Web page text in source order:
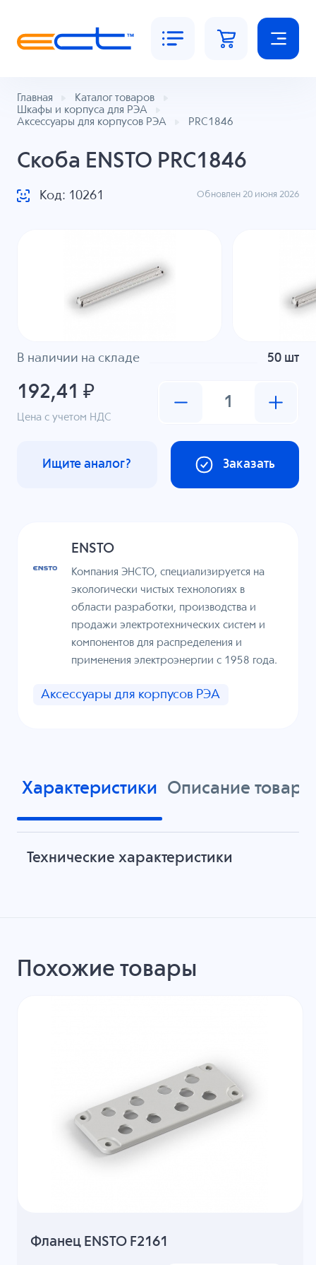
Главная
Каталог товаров
Шкафы и корпуса для РЭА
Аксессуары для корпусов РЭА
PRC1846
Скоба ENSTO PRC1846
Код: 10261 Обновлен 20 июня 2026
В наличии на складе 50 шт
192,41 ₽
Цена с учетом НДС
Заказать
Ищите аналог?
ENSTO
Компания ЭНСТО, специализируется на
экологически чистых технологиях в
области разработки, производства и
продажи электротехнических систем и
компонентов для распределения и
применения электроэнергии с 1958 года.
Аксессуары для корпусов РЭА
Характеристики Описание товара
Технические характеристики
Похожие товары
Фланец ENSTO F2161